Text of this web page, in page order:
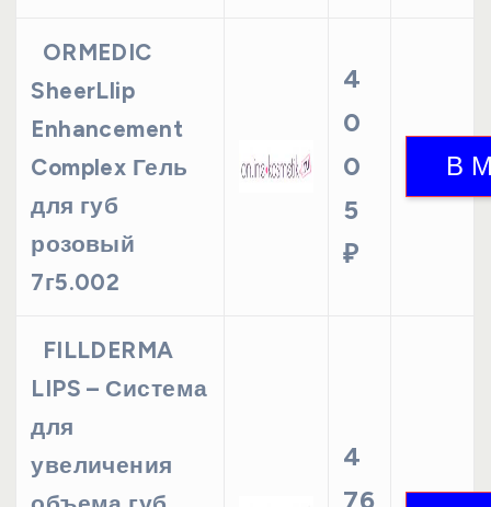
ORMEDIC
SheerLlip
Enhancement
Complex Гель
для губ
розовый
7г5.002
4
0
0
5
₽
FILLDERMA
LIPS – Система
для
увеличения
4
76